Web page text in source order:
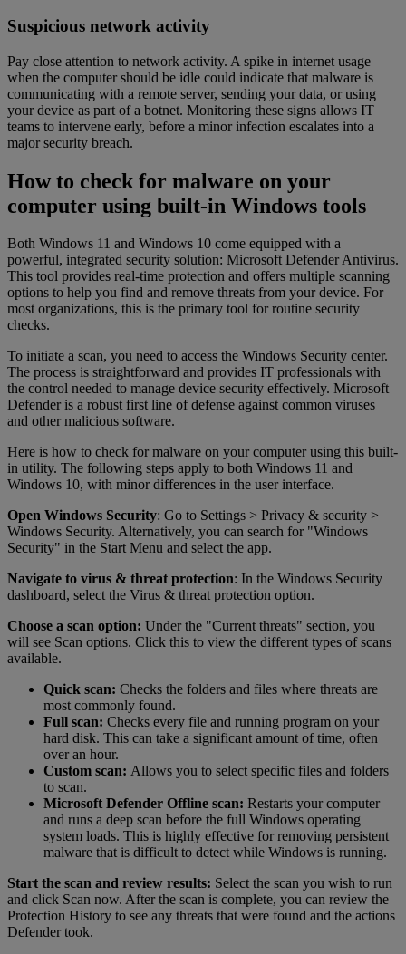
Suspicious network activity
Pay close attention to network activity. A spike in internet usage
when the computer should be idle could indicate that malware is
communicating with a remote server, sending your data, or using
your device as part of a botnet. Monitoring these signs allows IT
teams to intervene early, before a minor infection escalates into a
major security breach.
How to check for malware on your
computer using built-in Windows tools
Both Windows 11 and Windows 10 come equipped with a
powerful, integrated security solution: Microsoft Defender Antivirus.
This tool provides real-time protection and offers multiple scanning
options to help you find and remove threats from your device. For
most organizations, this is the primary tool for routine security
checks.
To initiate a scan, you need to access the Windows Security center.
The process is straightforward and provides IT professionals with
the control needed to manage device security effectively. Microsoft
Defender is a robust first line of defense against common viruses
and other malicious software.
Here is how to check for malware on your computer using this built-
in utility. The following steps apply to both Windows 11 and
Windows 10, with minor differences in the user interface.
Open Windows Security: Go to Settings > Privacy & security >
Windows Security. Alternatively, you can search for "Windows
Security" in the Start Menu and select the app.
Navigate to virus & threat protection: In the Windows Security
dashboard, select the Virus & threat protection option.
Choose a scan option: Under the "Current threats" section, you
will see Scan options. Click this to view the different types of scans
available.
Quick scan: Checks the folders and files where threats are
most commonly found.
Full scan: Checks every file and running program on your
hard disk. This can take a significant amount of time, often
over an hour.
Custom scan: Allows you to select specific files and folders
to scan.
Microsoft Defender Offline scan: Restarts your computer
and runs a deep scan before the full Windows operating
system loads. This is highly effective for removing persistent
malware that is difficult to detect while Windows is running.
Start the scan and review results: Select the scan you wish to run
and click Scan now. After the scan is complete, you can review the
Protection History to see any threats that were found and the actions
Defender took.